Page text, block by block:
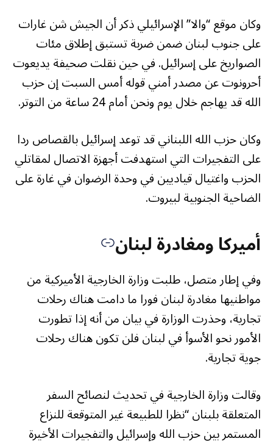
وكان موقع “والا” الإسرائيلي ذكر أن الجيش شن غارات
على جنوب لبنان ضمن ضربة تستبق إطلاق مئات
الصواريخ على إسرائيل. في حين نقلت صحيفة يديعوت
أحرونوت عن مصدر أمني قوله أمس السبت إن حزب
الله قد يهاجم خلال يوم ونحن أمام 24 ساعة من التوتر.
وكان حزب الله اللبناني قد توعد إسرائيل بالقصاص ردا
على التفجيرات التي استهدفت أجهزة الاتصال لمقاتلي
الحزب واغتيال قياديين في وحدة الرضوان في غارة على
الضاحية الجنوبية لبيروت.
أميركا ومغادرة لبنان
وفي إطار متصل، طلبت وزارة الخارجية الأميركية من
مواطنيها مغادرة لبنان فورا ما دامت هناك رحلات
تجارية، وحذرت الوزارة في بيان من أنه إذا تطورت
الأمور نحو الأسوأ في لبنان فلن تكون هناك رحلات
جوية تجارية.
وقالت وزارة الخارجية في تحديث لنصائح السفر
المتعلقة بلبنان “نظرا للطبيعة غير المتوقعة للنزاع
المستمر بين حزب الله وإسرائيل والتفجيرات الأخيرة